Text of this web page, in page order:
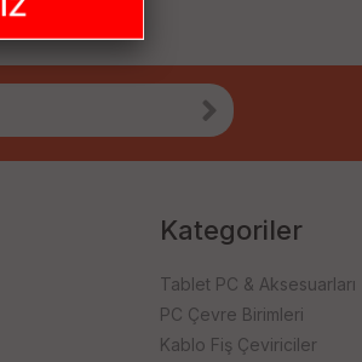
Kategoriler
Tablet PC & Aksesuarları
PC Çevre Birimleri
Kablo Fiş Çeviriciler